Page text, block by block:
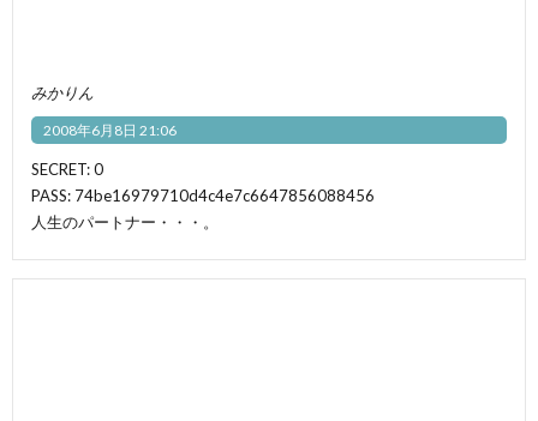
みかりん
2008年6月8日 21:06
SECRET: 0
PASS: 74be16979710d4c4e7c6647856088456
人生のパートナー・・・。